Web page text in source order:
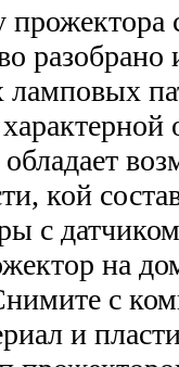
разобрано
ламповых
кой
с
на
с
и